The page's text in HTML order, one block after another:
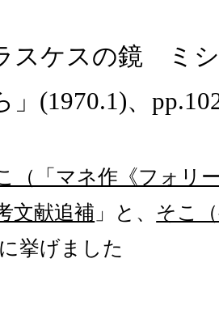
スケスの鏡 ミ
」(1970.1)、
（「マネ作《フォリ
文献追補 」と、 そこ
に挙げました